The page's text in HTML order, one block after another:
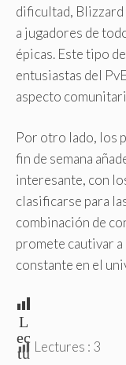
dificultad,
a jugadores de
épicas. Este tipo
entusiastas del
aspecto
Por otro lado, los
fin de semana
interesante, con
clasificarse para
combinación de
promete cautivar
constante en el
L
ec
tu Lectures : 3